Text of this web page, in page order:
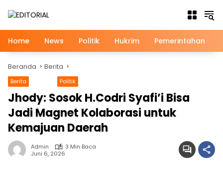
Home
News Politik Hukrim Pemerintahan
Beranda Berita
Berita Politik
Jhody: Sosok H.Codri Syafi’i Bisa
Jadi Magnet Kolaborasi untuk
Kemajuan Daerah
Admin
3 Min Baca
Juni 6, 2026